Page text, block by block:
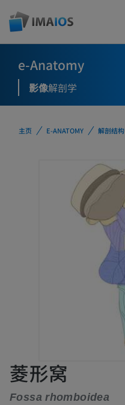
e-Anatomy
影像解剖学
主页 E-ANATOMY 解剖结构
菱形窝
Fossa rhomboidea